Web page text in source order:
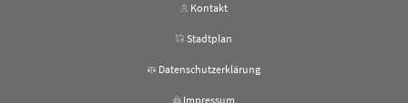
Kontakt
Stadtplan
Datenschutzerklärung
Impressum